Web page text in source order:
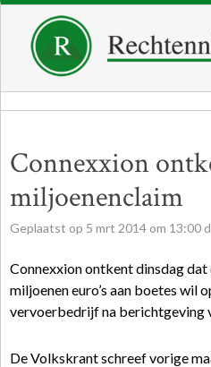
Connexxion
miljoenenclaim
Geplaatst op 5 mrt 2014 om 13:00
Connexxion ontkent dinsdag
miljoenen euro’s aan boetes wil
vervoerbedrijf na berichtgeving
De Volkskrant schreef vorige